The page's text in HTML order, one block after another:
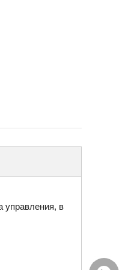
управления, в